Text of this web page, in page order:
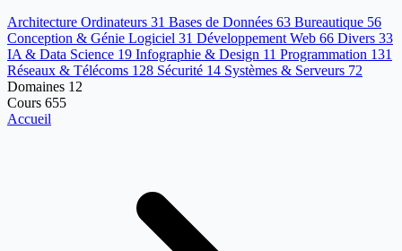
Architecture Ordinateurs 31 Bases de Données 63 Bureautique 56
Conception & Génie Logiciel 31 Développement Web 66 Divers 33
IA & Data Science 19 Infographie & Design 11 Programmation 131
Réseaux & Télécoms 128 Sécurité 14 Systèmes & Serveurs 72
Domaines 12
Cours 655
Accueil